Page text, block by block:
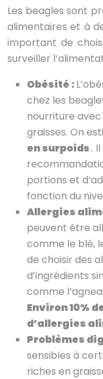
Les beagles sont
alimentaires et à
important de
surveiller
Obésité :
chez les
nourriture
graisses. On
en surpoids .
portions et
fonction du
Allergies
peuvent être
comme le blé,
de choisir des
d’ingrédients
comme
Environ 10%
d’allergies
Problèmes
sensibles à
riches en